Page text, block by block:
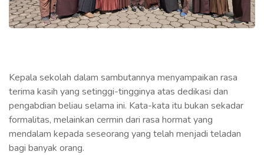
Kepala sekolah dalam sambutannya menyampaikan rasa
terima kasih yang setinggi-tingginya atas dedikasi dan
pengabdian beliau selama ini. Kata-kata itu bukan sekadar
formalitas, melainkan cermin dari rasa hormat yang
mendalam kepada seseorang yang telah menjadi teladan
bagi banyak orang.